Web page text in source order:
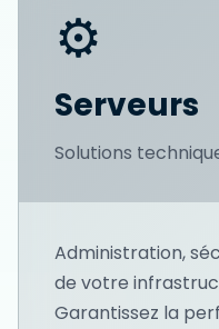
⚙️
Serveurs
Solutions
Administration,
de votre
Garantissez la